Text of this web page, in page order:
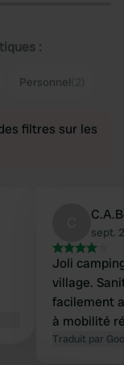
:
Personnel
filtres sur les
sept.
Joli
village.
facilement
à mobilité
Traduit par